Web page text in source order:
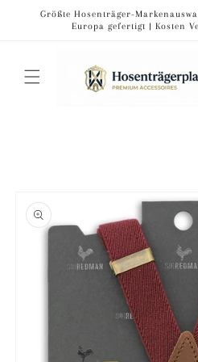
zumGrößte Hosenträger-
Europa gefertigt | Kosten